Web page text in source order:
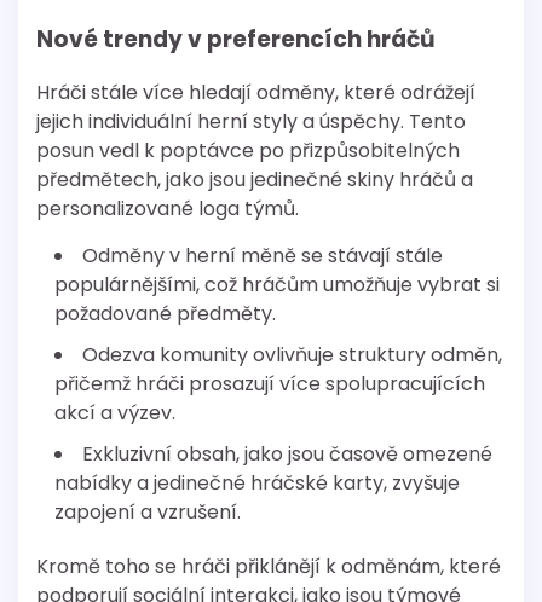
Nové trendy v preferencích hráčů
Hráči stále více hledají odměny, které odrážejí
jejich individuální herní styly a úspěchy. Tento
posun vedl k poptávce po přizpůsobitelných
předmětech, jako jsou jedinečné skiny hráčů a
personalizované loga týmů.
Odměny v herní měně se stávají stále
populárnějšími, což hráčům umožňuje vybrat si
požadované předměty.
Odezva komunity ovlivňuje struktury odměn,
přičemž hráči prosazují více spolupracujících
akcí a výzev.
Exkluzivní obsah, jako jsou časově omezené
nabídky a jedinečné hráčské karty, zvyšuje
zapojení a vzrušení.
Kromě toho se hráči přiklánějí k odměnám, které
podporují sociální interakci, jako jsou týmové